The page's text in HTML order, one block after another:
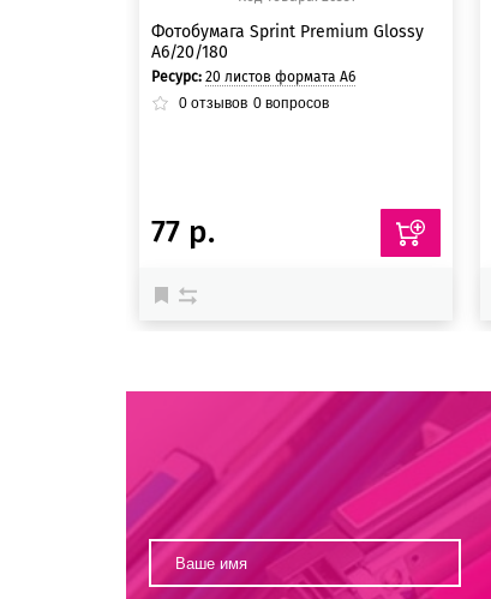
Фотобумага Sprint Premium Glossy
A6/20/180
Ресурс:20 листов формата А6
0 отзывов 0 вопросов
77 р.